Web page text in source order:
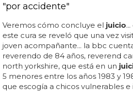
"por accidente"
Veremos cómo concluye el juicio
este cura se reveló que una vez
joven acompañante... la bbc
reverendo de 84 años, reverend
north yorkshire, que está en un
5 menores entre los años 1983 y
que escogía a chicos vulnerables